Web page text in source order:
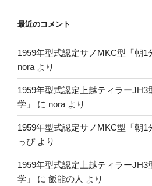
最近のコメント
1959年型式認定サノMKC型「朝1
nora より
1959年型式認定上越ティラーJH3
学」
に nora より
1959年型式認定サノMKC型「朝1
っぴより
1959年型式認定上越ティラーJH3
学」
に 飯能の人 より